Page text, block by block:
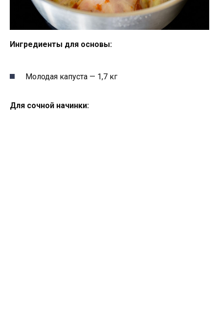
Ингредиенты для основы:
Молодая капуста — 1,7 кг
Для сочной начинки: